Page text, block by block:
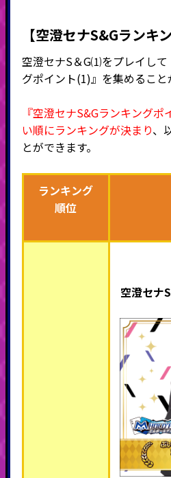
【空澄セナS&Gランキ
空澄セナS＆G⑴をプレイして
グポイント(1)』を集めること
『空澄セナS&Gランキング
い順にランキングが決まり、
とができます。
ランキング
順位
空澄セナ